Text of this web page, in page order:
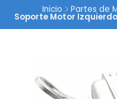
Inicio Partes de
Soporte Motor Izquierdo